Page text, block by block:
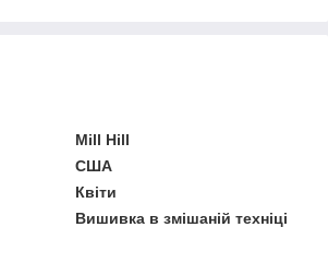
Mill Hill
США
Квіти
Вишивка в змішаній техніці